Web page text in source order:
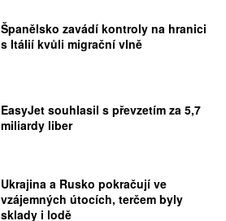
Španělsko zavádí kontroly na hranici
s Itálií kvůli migrační vlně
EasyJet souhlasil s převzetím za 5,7
miliardy liber
Ukrajina a Rusko pokračují ve
vzájemných útocích, terčem byly
sklady i lodě